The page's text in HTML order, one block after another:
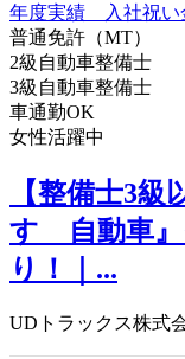
普通免許（MT）
2級自動車整備士
3級自動車整備士
車通勤OK
女性活躍中
【整備士3
すゞ自動車
り！｜...
UDトラックス株式